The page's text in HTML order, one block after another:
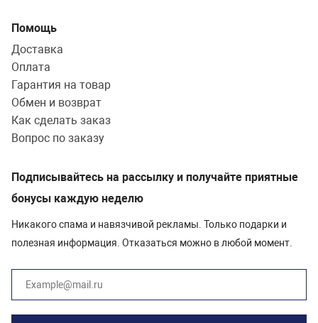
Помощь
Доставка
Оплата
Гарантия на товар
Обмен и возврат
Как сделать заказ
Вопрос по заказу
Подписывайтесь на рассылку и получайте приятные
бонусы каждую неделю
Никакого спама и навязчивой рекламы. Только подарки и
полезная информация. Отказаться можно в любой момент.